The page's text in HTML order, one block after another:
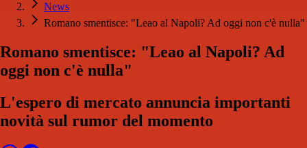
News
Romano smentisce: "Leao al Napoli? Ad oggi non c'è nulla"
Romano smentisce: "Leao al Napoli? Ad
oggi non c'è nulla"
L'espero di mercato annuncia importanti
novità sul rumor del momento